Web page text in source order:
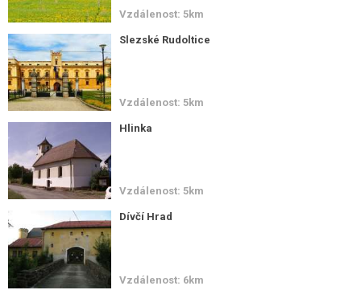
Vzdálenost: 5km
Slezské Rudoltice
Vzdálenost: 5km
Hlinka
Vzdálenost: 5km
Dívčí Hrad
Vzdálenost: 6km